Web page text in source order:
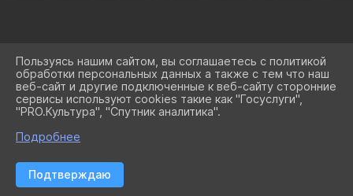
ВХОД
КАРТА САЙТА
ПОЛИТИКА ОБРАБОТКИ ПЕРСОНАЛЬНЫХ ДАННЫХ
СДЕЛАНО НА KUBCMS
РАЗРАБОТКА И ПОДДЕРЖКА
Пользуясь нашим сайтом, вы соглашаетесь с политикой
обработки персональных данных а также с тем что наш
веб-сайт и другие подключенные к веб-сайту сторонние
сервисы используют cookies такие как "Госуслуги",
"PRO.Культура", "Спутник аналитика".
Подробнее
Подтверждаю